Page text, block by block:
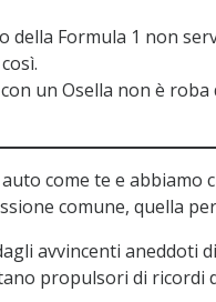
della Formula 1 non
un Osella non è
come te e
comune, quella
avvincenti aneddoti di
propulsori di ricordi